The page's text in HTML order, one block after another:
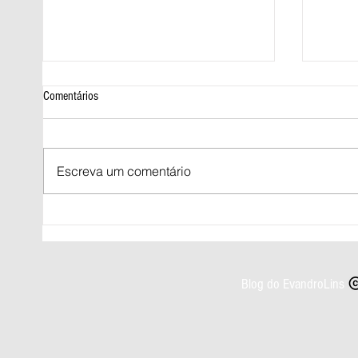
Comentários
Escreva um comentário
Blog do EvandroLins